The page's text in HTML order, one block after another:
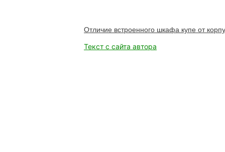
Отличие встроенного шкафа купе от
Текст с сайта автора